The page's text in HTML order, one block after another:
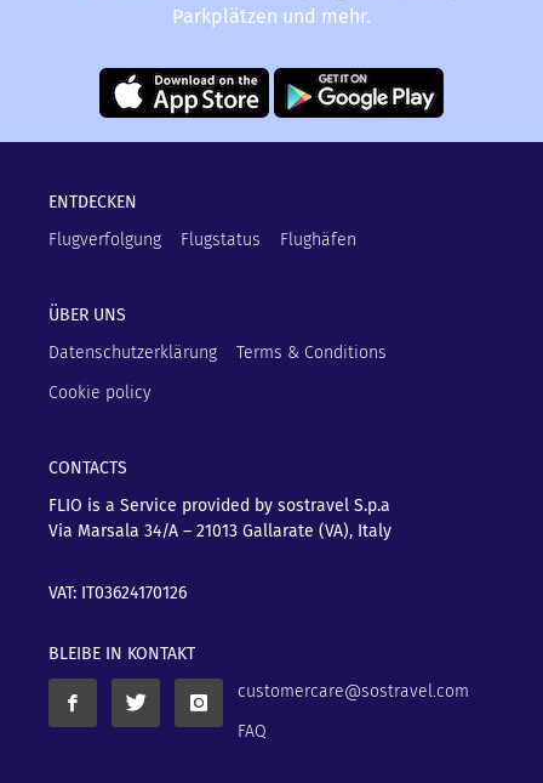
Parkplätzen und mehr.
ENTDECKEN
Flugverfolgung
Flugstatus Flughäfen
ÜBER UNS
Datenschutzerklärung
Terms & Conditions
Cookie policy
CONTACTS
FLIO is a Service provided by sostravel S.p.a
Via Marsala 34/A – 21013 Gallarate (VA), Italy
VAT: IT03624170126
BLEIBE IN KONTAKT
customercare@sostravel.com
FAQ